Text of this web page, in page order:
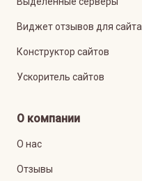
Виджет отзывов для сайта
Конструктор сайтов
Ускоритель сайтов
О компании
О нас
Отзывы